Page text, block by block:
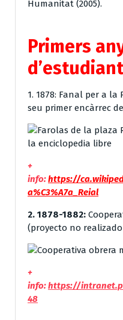
Humanitat (2005).
Primers
d’estudiant
1. 1878: Fanal per a
seu primer encàrrec
+
info:https://
a%C3%A7a_Reial
2. 1878-1882:
(proyecto no
+
info:https://
48